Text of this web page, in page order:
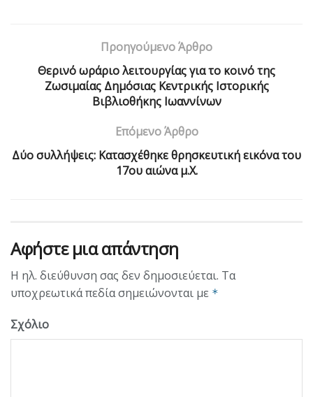
Προηγούμενο Άρθρο
Θερινό ωράριο λειτουργίας για το κοινό της
Ζωσιμαίας Δημόσιας Κεντρικής Ιστορικής
Βιβλιοθήκης Ιωαννίνων
Επόμενο Άρθρο
Δύο συλλήψεις: Κατασχέθηκε θρησκευτική εικόνα του
17ου αιώνα μ.Χ.
Αφήστε μια απάντηση
Η ηλ. διεύθυνση σας δεν δημοσιεύεται. Τα
υποχρεωτικά πεδία σημειώνονται με *
Σχόλιο